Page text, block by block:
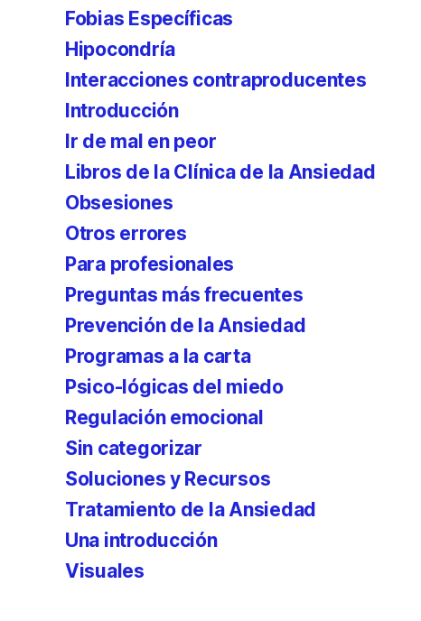
Fobias Específicas
Hipocondría
Interacciones contraproducentes
Introducción
Ir de mal en peor
Libros de la Clínica de la Ansiedad
Obsesiones
Otros errores
Para profesionales
Preguntas más frecuentes
Prevención de la Ansiedad
Programas a la carta
Psico-lógicas del miedo
Regulación emocional
Sin categorizar
Soluciones y Recursos
Tratamiento de la Ansiedad
Una introducción
Visuales